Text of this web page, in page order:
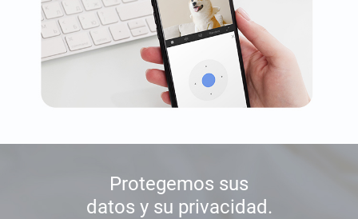
Protegemos sus
datos y su privacidad.